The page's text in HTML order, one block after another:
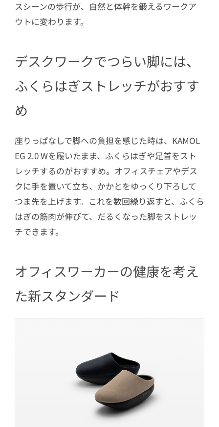
スシーンの歩行が、自然と体幹を鍛えるワークア
ウトに変わります。
デスクワークでつらい脚には、
ふくらはぎストレッチがおすす
め
座りっぱなしで脚への負担を感じた時は、KAMOL
EG 2.0 Wを履いたまま、ふくらはぎや足首をスト
レッチするのがおすすめ。オフィスチェアやデス
クに手を置いて立ち、かかとをゆっくり下ろして
つま先を上げます。これを数回繰り返すと、ふくら
はぎの筋肉が伸びて、だるくなった脚をストレッ
チできます。
オフィスワーカーの健康を考え
た新スタンダード